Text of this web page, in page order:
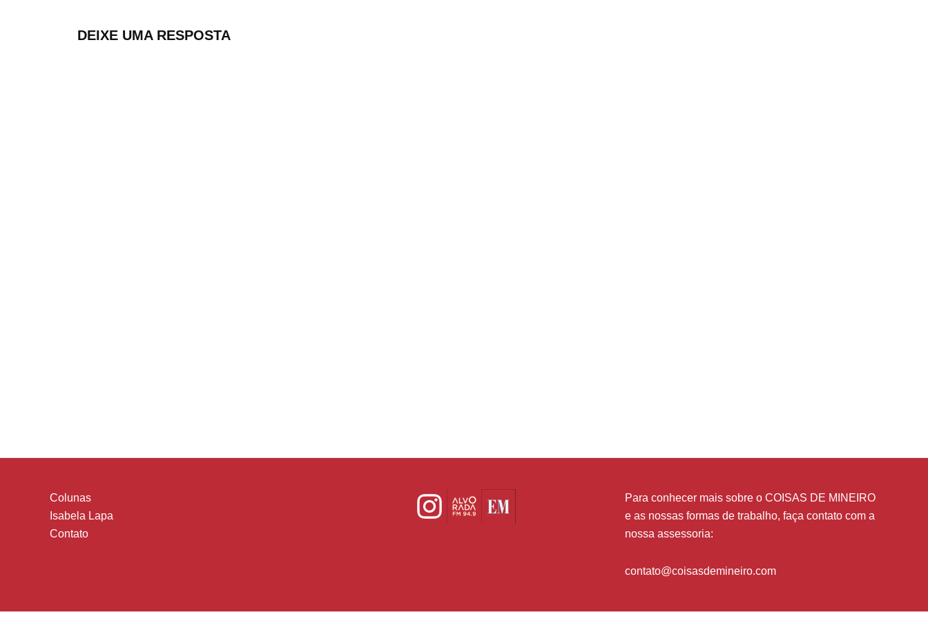
DEIXE UMA RESPOSTA
Colunas
Isabela Lapa
Contato
Para conhecer mais sobre o COISAS DE MINEIRO
e as nossas formas de trabalho, faça contato com a
nossa assessoria:
contato@coisasdemineiro.com